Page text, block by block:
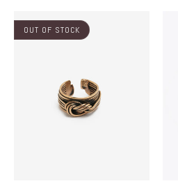
listino
OUT OF STOCK